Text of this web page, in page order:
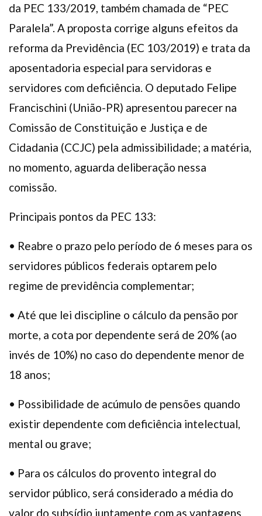
da PEC 133/2019, também chamada de “PEC
Paralela”. A proposta corrige alguns efeitos da
reforma da Previdência (EC 103/2019) e trata da
aposentadoria especial para servidoras e
servidores com deficiência. O deputado Felipe
Francischini (União-PR) apresentou parecer na
Comissão de Constituição e Justiça e de
Cidadania (CCJC) pela admissibilidade; a matéria,
no momento, aguarda deliberação nessa
comissão.
Principais pontos da PEC 133:
• Reabre o prazo pelo período de 6 meses para os
servidores públicos federais optarem pelo
regime de previdência complementar;
• Até que lei discipline o cálculo da pensão por
morte, a cota por dependente será de 20% (ao
invés de 10%) no caso do dependente menor de
18 anos;
• Possibilidade de acúmulo de pensões quando
existir dependente com deficiência intelectual,
mental ou grave;
• Para os cálculos do provento integral do
servidor público, será considerado a média do
valor do subsídio juntamente com as vantagens